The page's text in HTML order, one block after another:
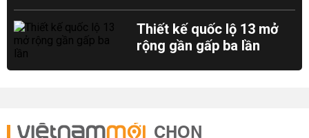
Thiết kế quốc lộ 13 mở
rộng gần gấp ba lần